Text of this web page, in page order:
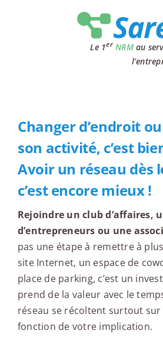
Le 1er NRMau
Changer d’endroit
son activité, c’est
Avoir un réseau dès
c’est encore mieux !
Rejoindre un club d’affaires,
d’entrepreneurs ou une
pas une étape à remettre à
site Internet, un espace de
place de parking, c’est un
prend de la valeur avec le
réseau se récoltent surtout
fonction de votre implication.